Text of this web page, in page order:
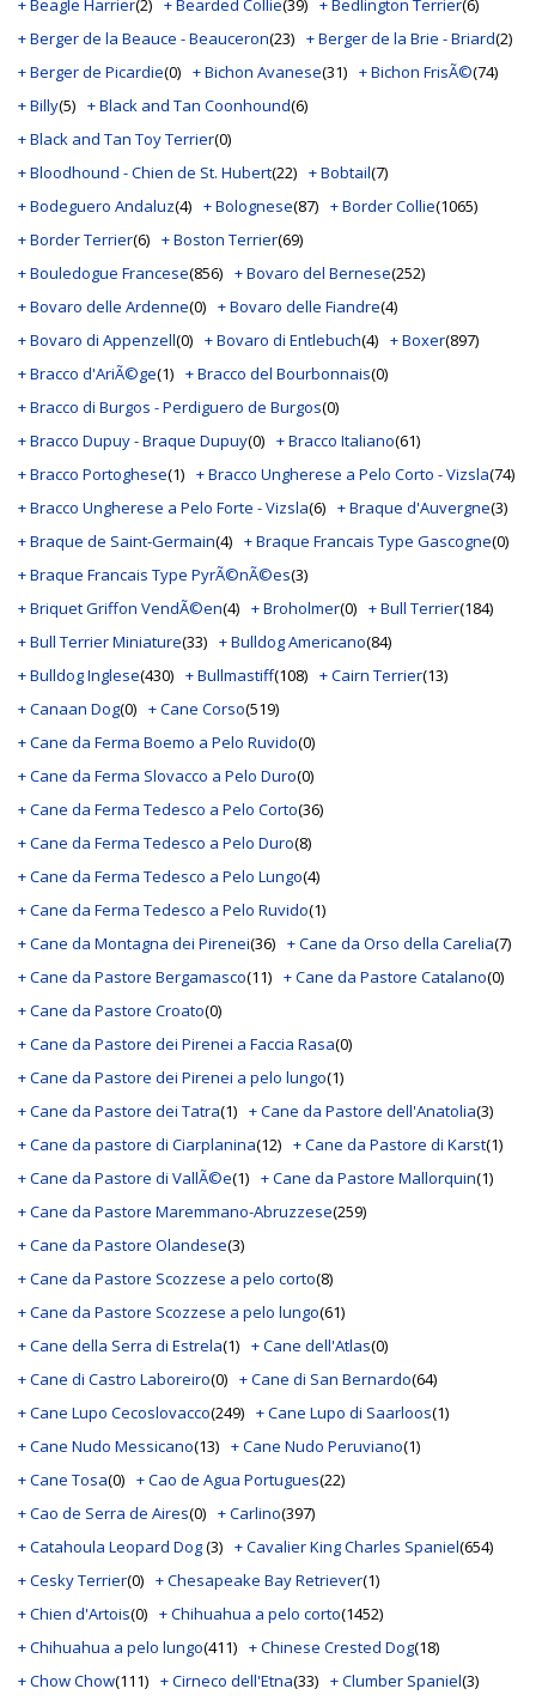
+ Beagle Harrier(2) + Bearded Collie(39) + Bedlington Terrier(6)
+ Berger de la Beauce - Beauceron(23) + Berger de la Brie - Briard(2)
+ Berger de Picardie(0) + Bichon Avanese(31) + Bichon FrisÃ©(74)
+ Billy(5) + Black and Tan Coonhound(6)
+ Black and Tan Toy Terrier(0)
+ Bloodhound - Chien de St. Hubert(22) + Bobtail(7)
+ Bodeguero Andaluz(4) + Bolognese(87) + Border Collie(1065)
+ Border Terrier(6) + Boston Terrier(69)
+ Bouledogue Francese(856) + Bovaro del Bernese(252)
+ Bovaro delle Ardenne(0) + Bovaro delle Fiandre(4)
+ Bovaro di Appenzell(0) + Bovaro di Entlebuch(4) + Boxer(897)
+ Bracco d'AriÃ©ge(1) + Bracco del Bourbonnais(0)
+ Bracco di Burgos - Perdiguero de Burgos(0)
+ Bracco Dupuy - Braque Dupuy(0) + Bracco Italiano(61)
+ Bracco Portoghese(1) + Bracco Ungherese a Pelo Corto - Vizsla(74)
+ Bracco Ungherese a Pelo Forte - Vizsla(6) + Braque d'Auvergne(3)
+ Braque de Saint-Germain(4) + Braque Francais Type Gascogne(0)
+ Braque Francais Type PyrÃ©nÃ©es(3)
+ Briquet Griffon VendÃ©en(4) + Broholmer(0) + Bull Terrier(184)
+ Bull Terrier Miniature(33) + Bulldog Americano(84)
+ Bulldog Inglese(430) + Bullmastiff(108) + Cairn Terrier(13)
+ Canaan Dog(0) + Cane Corso(519)
+ Cane da Ferma Boemo a Pelo Ruvido(0)
+ Cane da Ferma Slovacco a Pelo Duro(0)
+ Cane da Ferma Tedesco a Pelo Corto(36)
+ Cane da Ferma Tedesco a Pelo Duro(8)
+ Cane da Ferma Tedesco a Pelo Lungo(4)
+ Cane da Ferma Tedesco a Pelo Ruvido(1)
+ Cane da Montagna dei Pirenei(36) + Cane da Orso della Carelia(7)
+ Cane da Pastore Bergamasco(11) + Cane da Pastore Catalano(0)
+ Cane da Pastore Croato(0)
+ Cane da Pastore dei Pirenei a Faccia Rasa(0)
+ Cane da Pastore dei Pirenei a pelo lungo(1)
+ Cane da Pastore dei Tatra(1) + Cane da Pastore dell'Anatolia(3)
+ Cane da pastore di Ciarplanina(12) + Cane da Pastore di Karst(1)
+ Cane da Pastore di VallÃ©e(1) + Cane da Pastore Mallorquin(1)
+ Cane da Pastore Maremmano-Abruzzese(259)
+ Cane da Pastore Olandese(3)
+ Cane da Pastore Scozzese a pelo corto(8)
+ Cane da Pastore Scozzese a pelo lungo(61)
+ Cane della Serra di Estrela(1) + Cane dell'Atlas(0)
+ Cane di Castro Laboreiro(0) + Cane di San Bernardo(64)
+ Cane Lupo Cecoslovacco(249) + Cane Lupo di Saarloos(1)
+ Cane Nudo Messicano(13) + Cane Nudo Peruviano(1)
+ Cane Tosa(0) + Cao de Agua Portugues(22)
+ Cao de Serra de Aires(0) + Carlino(397)
+ Catahoula Leopard Dog(3) + Cavalier King Charles Spaniel(654)
+ Cesky Terrier(0) + Chesapeake Bay Retriever(1)
+ Chien d'Artois(0) + Chihuahua a pelo corto(1452)
+ Chihuahua a pelo lungo(411) + Chinese Crested Dog(18)
+ Chow Chow(111) + Cirneco dell'Etna(33) + Clumber Spaniel(3)